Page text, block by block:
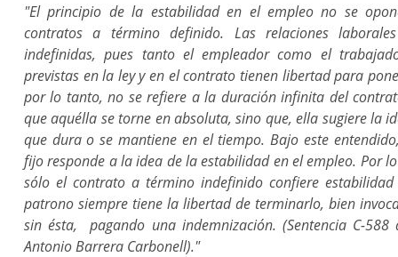
"El principio de la estabilidad en el empleo no se
contratos a término definido. Las relaciones
indefinidas, pues tanto el empleador como el
previstas en la ley y en el contrato tienen libertad para
por lo tanto, no se refiere a la duración infinita del
que aquélla se torne en absoluta, sino que, ella sugiere la
que dura o se mantiene en el tiempo. Bajo este
fijo responde a la idea de la estabilidad en el empleo. Por
sólo el contrato a término indefinido confiere
patrono siempre tiene la libertad de terminarlo, bien
sin ésta, pagando una indemnización. (Sentencia C-
Antonio Barrera Carbonell)."